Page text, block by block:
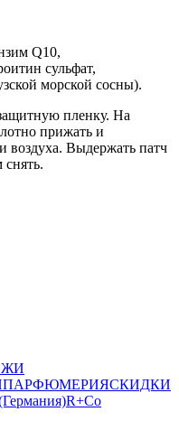
Q10,
сульфат,
морской сосны).
пленку. На
прижать и
воздуха. Выдержать патч
снять.
ПАРФЮМЕРИЯСКИДКИ
R+Co